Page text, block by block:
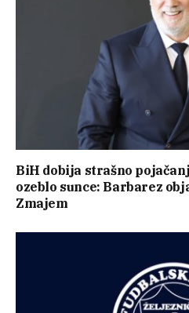
BiH dobija strašno
ozeblo sunce: Barbarez
Zmajem